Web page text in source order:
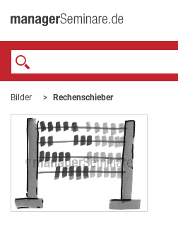
Bilder Rechenschieber